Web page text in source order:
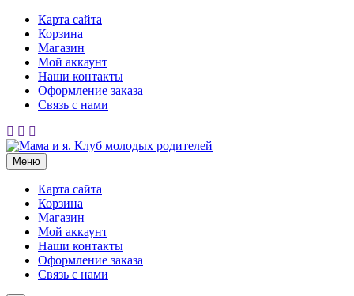
Перейти
содержимому
Карта сайта
Корзина
Магазин
Мой аккаунт
Наши контакты
Оформление заказа
Связь с нами
Мама и я. Клуб молодых родителей
Меню
Карта сайта
Корзина
Магазин
Мой аккаунт
Наши контакты
Оформление заказа
Связь с нами